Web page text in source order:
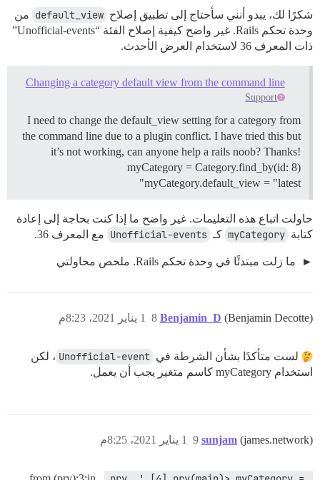
شكرًا لك، يبدو أنني سأحتاج إلى تطبيق إصلاح default_view من
وحدة تحكم Rails. غير واضح كيفية إصلاح الفئة “Unofficial-events”
ذات المعرف 36 لاستخدام العرض الأحدث.
Changing a category default view from the command line
Support
I need to change the default_view setting for a category from
the command line due to a plugin conflict. I have tried this but
it’s not working, can anyone help a rails noob? Thanks!
myCategory = Category.find_by(id: 8)
myCategory.default_view = "latest"
حاولت اتباع هذه التعليمات. غير واضح ما إذا كنت بحاجة إلى إعادة
كتابة myCategory كـ Unofficial-events مع المعرف 36.
ما زلت مبتدئًا في وحدة تحكم Rails. ملخص محاولتي
Benjamin_D (Benjamin Decotte) 1 يناير 2021، 8:23م 8
لست متأكدًا بشأن الشرطة في Unofficial-event ، لكن
استخدام myCategory كاسم متغير يجب أن يعمل.
sunjam (james.network) 1 يناير 2021، 8:25م 9